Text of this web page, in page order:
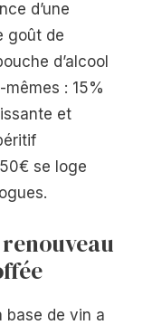
d’une
goût de
d’alcool
: 15%
et
se loge
base de vin a